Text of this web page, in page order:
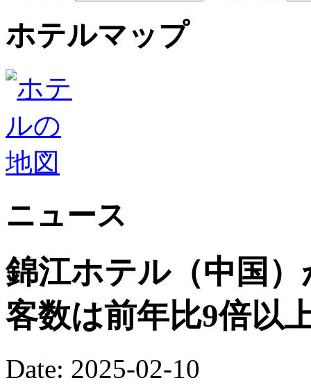
ホテルマップ
ニュース
錦江ホテル（中国
客数は前年比9倍以
Date: 2025-02-10